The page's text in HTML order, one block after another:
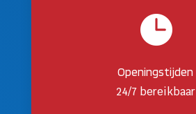

Openingstijden
24/7 bereikbaar